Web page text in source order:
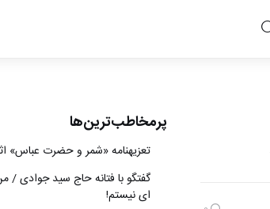
پرمخاطب‌ترین‌ها
تعزیه‎نامه‏ «شمر و حضرت عباس» اثر «میر عزا کاشانی»
گفتگو با فتانه حاج سید جوادی /
ای نیستم!